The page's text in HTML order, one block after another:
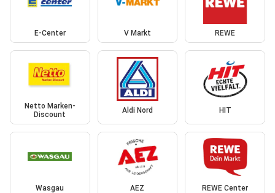
E-Center V Markt REWE
Netto Marken-
Discount
Aldi Nord HIT
Wasgau AEZ REWE Center